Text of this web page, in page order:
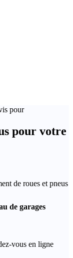
pour
pour votre
de roues et pneus
de garages
vous en ligne